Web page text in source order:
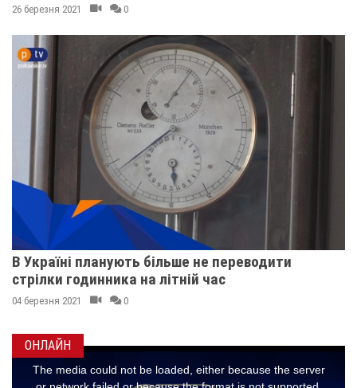
ОНЛАЙН
26 березня 2021 0
В Україні планують більше не переводити
стрілки годинника на літній час
04 березня 2021 0